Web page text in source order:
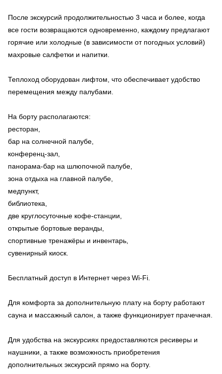
После экскурсий продолжительностью 3 часа и более, когда
все гости возвращаются одновременно, каждому предлагают
горячие или холодные (в зависимости от погодных условий)
махровые салфетки и напитки.
Теплоход оборудован лифтом, что обеспечивает удобство
перемещения между палубами.
На борту располагаются:
ресторан,
бар на солнечной палубе,
конференц-зал,
панорама-бар на шлюпочной палубе,
зона отдыха на главной палубе,
медпункт,
библиотека,
две круглосуточные кофе-станции,
открытые бортовые веранды,
спортивные тренажёры и инвентарь,
сувенирный киоск.
Бесплатный доступ в Интернет через Wi-Fi.
Для комфорта за дополнительную плату на борту работают
сауна и массажный салон, а также функционирует прачечная.
Для удобства на экскурсиях предоставляются ресиверы и
наушники, а также возможность приобретения
дополнительных экскурсий прямо на борту.